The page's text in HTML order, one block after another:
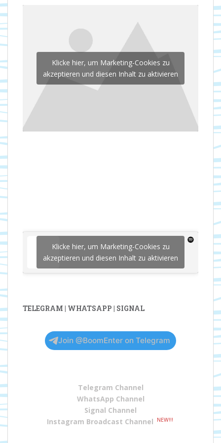
Klicke hier, um Marketing-Cookies zu
akzeptieren und diesen Inhalt zu aktivieren
Klicke hier, um Marketing-Cookies zu
akzeptieren und diesen Inhalt zu aktivieren
TELEGRAM | WHATSAPP | SIGNAL
Join @BoomEnter on Telegram
Telegram Channel
WhatsApp Channel
Signal Channel
Instagram Broadcast Channel
NEW!!!